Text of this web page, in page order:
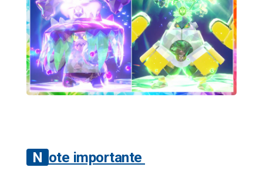
Note importante